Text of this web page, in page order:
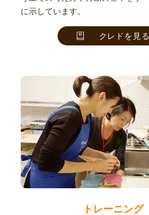
に示しています。
クレドを見る
トレーニング